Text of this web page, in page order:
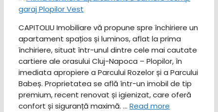
CAPITOLIU Imobiliare vă propune spre închiriere un
apartament spațios și luminos, aflat la prima
închiriere, situat într-unul dintre cele mai cautate
cartiere ale orasului Cluj-Napoca – Plopilor, în
imediata apropiere a Parcului Rozelor și a Parcului
Babeș. ​Proprietatea se află într-un imobil de tip
premium, recent renovat și igienizat, care oferă
confort și siguranță maximă. … Read more